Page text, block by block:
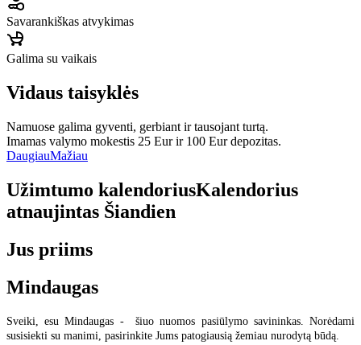
Savarankiškas atvykimas
Galima su vaikais
Vidaus taisyklės
Namuose galima gyventi, gerbiant ir tausojant turtą.
Imamas valymo mokestis 25 Eur ir 100 Eur depozitas.
DaugiauMažiau
Užimtumo kalendoriusKalendorius
atnaujintas Šiandien
Jus priims
Mindaugas
Sveiki, esu Mindaugas - šiuo nuomos pasiūlymo savininkas. Norėdami
susisiekti su manimi, pasirinkite Jums patogiausią žemiau nurodytą būdą.